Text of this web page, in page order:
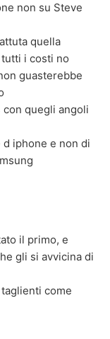
non su Steve
quella
i costi no
guasterebbe
con quegli angoli
iphone e non di
il primo, e
gli si avvicina di
come